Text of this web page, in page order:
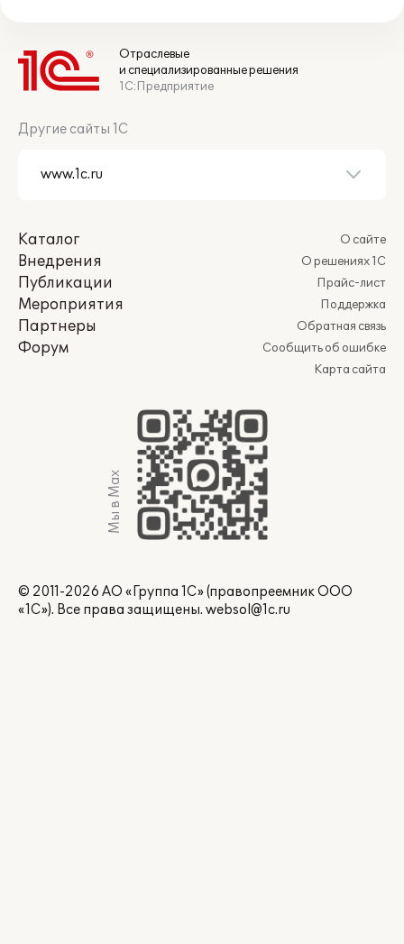
Отраслевые
и специализированные решения
1С:Предприятие
Другие сайты 1С
Каталог
Внедрения
Публикации
Мероприятия
Партнеры
Форум
О сайте
О решениях 1С
Прайс-лист
Поддержка
Обратная связь
Сообщить об ошибке
Карта сайта
Мы в Max
© 2011-2026 АО «Группа 1С» (правопреемник ООО
«1С»). Все права защищены. websol@1c.ru